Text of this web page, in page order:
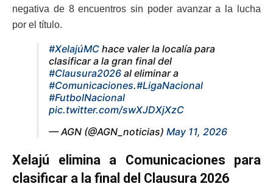
negativa de 8 encuentros sin poder avanzar a la lucha
por el título.
#XelajúMC hace valer la localía para
clasificar a la gran final del
#Clausura2026 al eliminar a
#Comunicaciones.#LigaNacional
#FutbolNacional
pic.twitter.com/swXJDXjXzC
— AGN (@AGN_noticias) May 11, 2026
Xelajú elimina a Comunicaciones para
clasificar a la final del Clausura 2026